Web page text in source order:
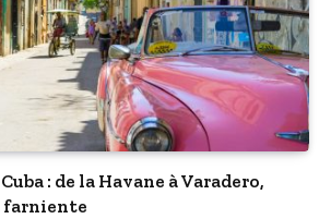
: de la Havane à Varadero,
farniente